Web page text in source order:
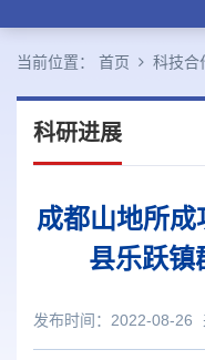
当前位置： 首页 科技合
科研进展
成都山地所成
县乐跃镇
发布时间：2022-08-26